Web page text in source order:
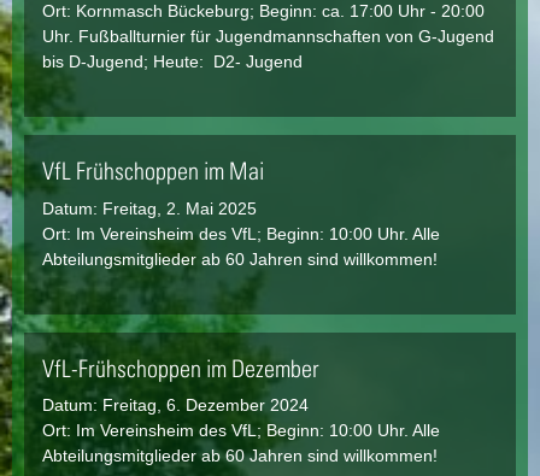
Ort: Kornmasch Bückeburg; Beginn: ca. 17:00 Uhr - 20:00
Uhr. Fußballturnier für Jugendmannschaften von G-Jugend
bis D-Jugend; Heute: D2- Jugend
VfL Frühschoppen im Mai
Datum: Freitag, 2. Mai 2025
Ort: Im Vereinsheim des VfL; Beginn: 10:00 Uhr. Alle
Abteilungsmitglieder ab 60 Jahren sind willkommen!
VfL-Frühschoppen im Dezember
Datum: Freitag, 6. Dezember 2024
Ort: Im Vereinsheim des VfL; Beginn: 10:00 Uhr. Alle
Abteilungsmitglieder ab 60 Jahren sind willkommen!